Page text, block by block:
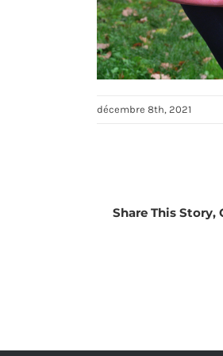
décembre 8th, 2021
Share This Story,